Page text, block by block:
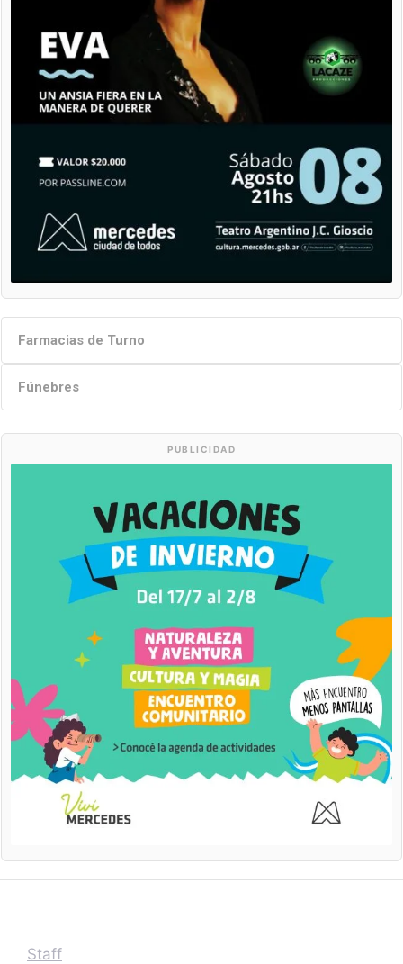
Farmacias de Turno
Fúnebres
PUBLICIDAD
Staff